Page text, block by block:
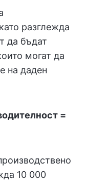
разглежда
да бъдат
могат да
на даден
=
10 000